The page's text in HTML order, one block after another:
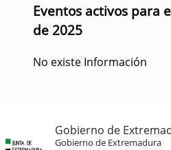
Eventos activos para
de 2025
No existe Información
Gobierno de
Gobierno de Extremadura